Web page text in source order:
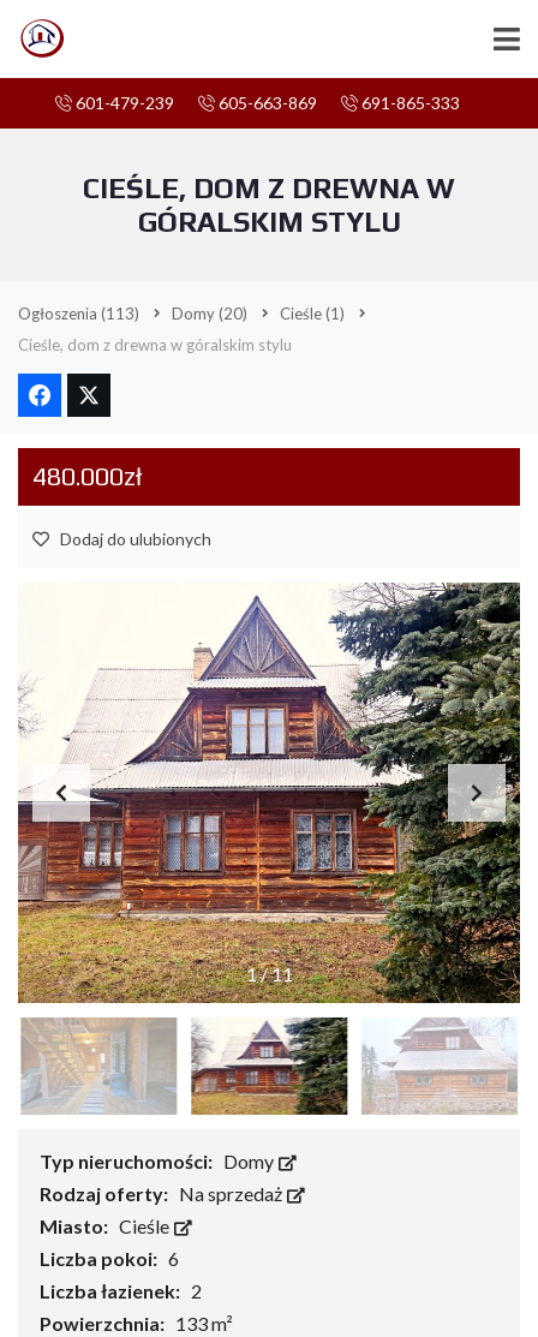
601-479-239 605-663-869 691-865-333
CIEŚLE, DOM Z DREWNA W
GÓRALSKIM STYLU
Ogłoszenia (113) Domy(20) Cieśle(1)
Cieśle, dom z drewna w góralskim stylu
480.000zł
Dodaj do ulubionych
1/11
Typ nieruchomości: Domy
Rodzaj oferty: Na sprzedaż
Miasto: Cieśle
Liczba pokoi: 6
Liczba łazienek: 2
Powierzchnia: 133 m²